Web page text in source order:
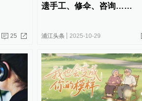
25
遗手工、修伞、咨询……
浦江头条 2025-10-29